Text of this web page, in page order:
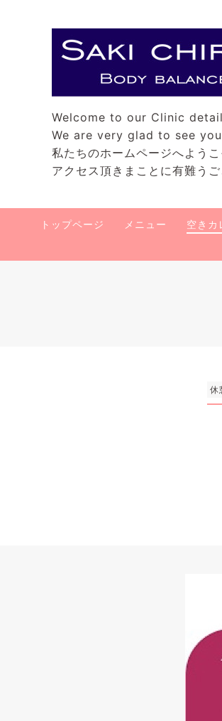
Welcome to our Clinic detail
We are very glad to see you
私たちのホームページへようこ
アクセス頂きまことに有難う
トップページ メニュー 空きカ
休